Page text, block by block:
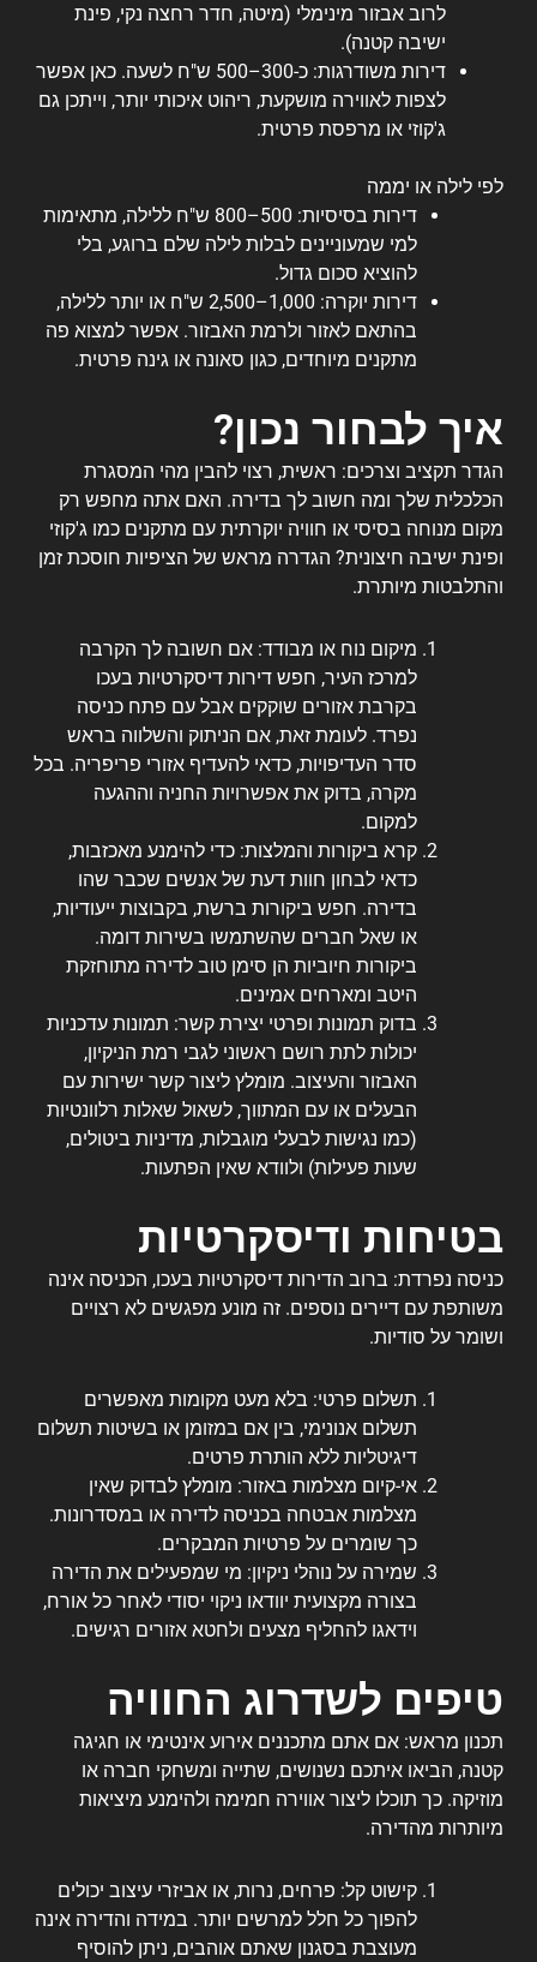
לרוב אבזור מינימלי (מיטה, חדר רחצה נקי, פינת
ישיבה קטנה).
דירות משודרגות: כ-300–500 ש"ח לשעה. כאן אפשר
לצפות לאווירה מושקעת, ריהוט איכותי יותר, וייתכן גם
ג'קוזי או מרפסת פרטית.
לפי לילה או יממה
דירות בסיסיות: 500–800 ש"ח ללילה, מתאימות
למי שמעוניינים לבלות לילה שלם ברוגע, בלי
להוציא סכום גדול.
דירות יוקרה: 1,000–2,500 ש"ח או יותר ללילה,
בהתאם לאזור ולרמת האבזור. אפשר למצוא פה
מתקנים מיוחדים, כגון סאונה או גינה פרטית.
איך לבחור נכון?
הגדר תקציב וצרכים: ראשית, רצוי להבין מהי המסגרת
הכלכלית שלך ומה חשוב לך בדירה. האם אתה מחפש רק
מקום מנוחה בסיסי או חוויה יוקרתית עם מתקנים כמו ג'קוזי
ופינת ישיבה חיצונית? הגדרה מראש של הציפיות חוסכת זמן
והתלבטות מיותרת.
מיקום נוח או מבודד: אם חשובה לך הקרבה
למרכז העיר, חפש דירות דיסקרטיות בעכו
בקרבת אזורים שוקקים אבל עם פתח כניסה
נפרד. לעומת זאת, אם הניתוק והשלווה בראש
סדר העדיפויות, כדאי להעדיף אזורי פריפריה. בכל
מקרה, בדוק את אפשרויות החניה וההגעה
למקום.
קרא ביקורות והמלצות: כדי להימנע מאכזבות,
כדאי לבחון חוות דעת של אנשים שכבר שהו
בדירה. חפש ביקורות ברשת, בקבוצות ייעודיות,
או שאל חברים שהשתמשו בשירות דומה.
ביקורות חיוביות הן סימן טוב לדירה מתוחזקת
היטב ומארחים אמינים.
בדוק תמונות ופרטי יצירת קשר: תמונות עדכניות
יכולות לתת רושם ראשוני לגבי רמת הניקיון,
האבזור והעיצוב. מומלץ ליצור קשר ישירות עם
הבעלים או עם המתווך, לשאול שאלות רלוונטיות
(כמו נגישות לבעלי מוגבלות, מדיניות ביטולים,
שעות פעילות) ולוודא שאין הפתעות.
בטיחות ודיסקרטיות
כניסה נפרדת: ברוב הדירות דיסקרטיות בעכו, הכניסה אינה
משותפת עם דיירים נוספים. זה מונע מפגשים לא רצויים
ושומר על סודיות.
תשלום פרטי: בלא מעט מקומות מאפשרים
תשלום אנונימי, בין אם במזומן או בשיטות תשלום
דיגיטליות ללא הותרת פרטים.
אי-קיום מצלמות באזור: מומלץ לבדוק שאין
מצלמות אבטחה בכניסה לדירה או במסדרונות.
כך שומרים על פרטיות המבקרים.
שמירה על נוהלי ניקיון: מי שמפעילים את הדירה
בצורה מקצועית יוודאו ניקוי יסודי לאחר כל אורח,
וידאגו להחליף מצעים ולחטא אזורים רגישים.
טיפים לשדרוג החוויה
תכנון מראש: אם אתם מתכננים אירוע אינטימי או חגיגה
קטנה, הביאו איתכם נשנושים, שתייה ומשחקי חברה או
מוזיקה. כך תוכלו ליצור אווירה חמימה ולהימנע מיציאות
מיותרות מהדירה.
קישוט קל: פרחים, נרות, או אביזרי עיצוב יכולים
להפוך כל חלל למרשים יותר. במידה והדירה אינה
מעוצבת בסגנון שאתם אוהבים, ניתן להוסיף